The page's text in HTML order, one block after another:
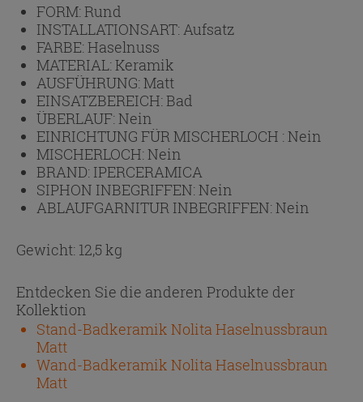
FORM:Rund
INSTALLATIONSART:Aufsatz
FARBE:Haselnuss
MATERIAL:Keramik
AUSFÜHRUNG:Matt
EINSATZBEREICH:Bad
ÜBERLAUF:Nein
EINRICHTUNG FÜR MISCHERLOCH :Nein
MISCHERLOCH:Nein
BRAND: IPERCERAMICA
SIPHON INBEGRIFFEN:Nein
ABLAUFGARNITUR INBEGRIFFEN:Nein
Gewicht: 12,5 kg
Entdecken Sie die anderen Produkte der
Kollektion
Stand-Badkeramik Nolita Haselnussbraun
Matt
Wand-Badkeramik Nolita Haselnussbraun
Matt